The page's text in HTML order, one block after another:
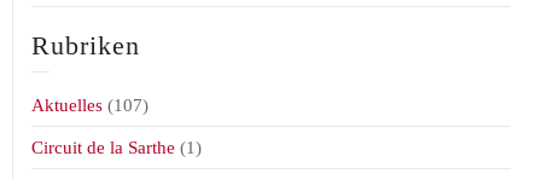
Rubriken
Aktuelles (107)
Circuit de la Sarthe (1)